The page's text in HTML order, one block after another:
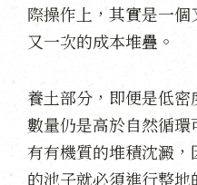
際操作上，其實是一
又一次的成本堆疊。
養土部分，即便是低
數量仍是高於自然循
有有機質的堆積沈澱
的池子就必須進行整